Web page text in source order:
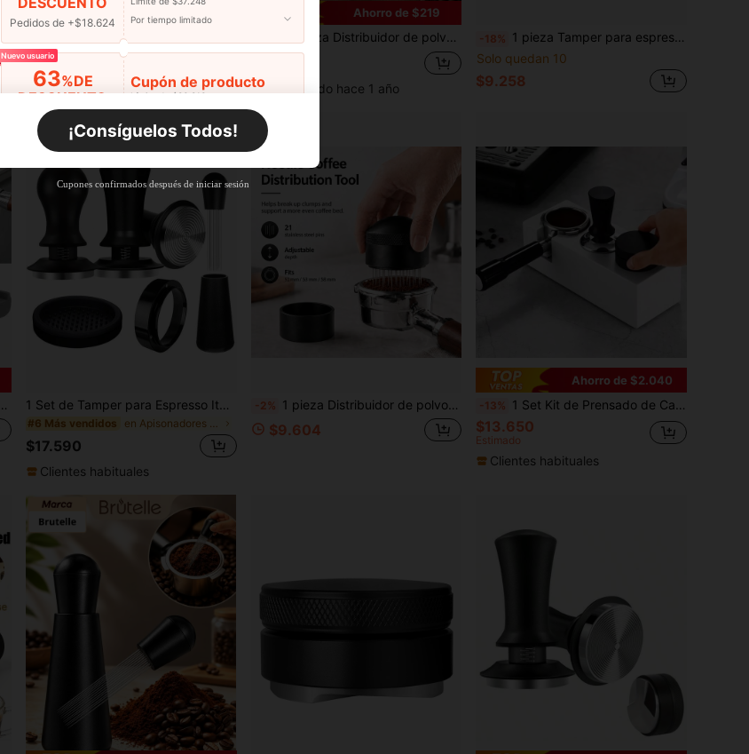
1 pieza Tamper de café 51/53.3/58mm Tamper de espresso con presión constante de 30LB, resorte único incorporado con escala ajustable, base de acero inoxidable 304 + mango de aleación de aluminio
$11.590
Ahorro de $219
1 pieza Distribuidor de polvo de café de acero inoxidable Brutelle, dispensador portátil de polvo de café apto para el hogar, la oficina y los viajes
Establecido hace 1 año
-18% 1 pieza Tamper para espresso, base de acero inoxidable 304, con mecanismo de resorte, presión ajustable, disponible en tamaños 51.5/53.5/58mm
Solo quedan 10
$9.258
1 Set de Tamper para Espresso Italiano 51/53/58mm 4 piezas/8 piezas con Resorte de Presión Constante Ajustable, Base Espiral de Acero Inoxidable 304, Accesorios Completos Adecuados para Negocios, Hogar, Entusiastas del Café, DIY, Fiesta, Oficina, Café de Calidad
#6 Más vendidos
$17.590
Clientes habituales
-2% 1 pieza Distribuidor de polvo de café ajustable y giratorio, herramienta para agitar polvo de café, compactador de espresso compatible con 51/53/58mm, herramienta profesional de distribución de espresso, accesorio para máquina de espresso, esencial para barista
$9.604
Ahorro de $2.040
-13% 1 Set Kit de Prensado de Café Italiano, Incluye Estera de Prensado, Soporte para Portafiltro de 51/53/58mm, Prensador de Plástico y Distribuidor, talla grande Caja de Almacenamiento de 3 en 1 para Accesorios de Espresso, Adecuado para Estación de Barista/Tienda/Mostrador
$13.650
Estimado
Clientes habituales
Pedidos de +$18.624
Por tiempo limitado
Nuevo usuario
63%DE
DESCUENTO
Pedidos de +$27.936
Cupón de producto
Límite de $36.316
Nuevo usuario
63%DE
DESCUENTO
Pedidos de +$37.248
Cupón de producto
Límite de $36.316
Por tiempo limitado
Nuevo usuario
50
%DE
Pedidos de +$55.871
Cupón de producto
Límite de $49.353
Por tiempo limitado
¡Consíguelos Todos!
Cupones confirmados después de iniciar sesión